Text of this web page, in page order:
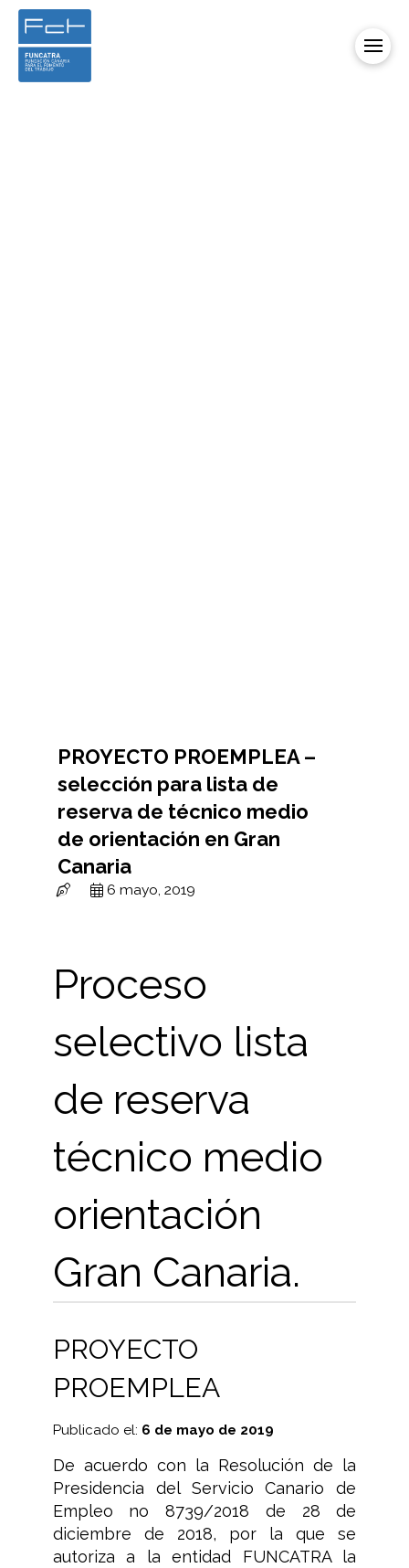
PROYECTO PROEMPLEA –
selección para lista de
reserva de técnico medio
de orientación en Gran
Canaria
6 mayo, 2019
Proceso
selectivo lista
de reserva
técnico medio
orientación
Gran Canaria.
PROYECTO
PROEMPLEA
Publicado el: 6 de mayo de 2019
De acuerdo con la Resolución de la
Presidencia del Servicio Canario de
Empleo no 8739/2018 de 28 de
diciembre de 2018, por la que se
autoriza a la entidad FUNCATRA la